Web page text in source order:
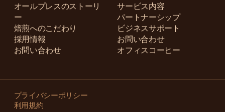
オールプレスのストーリ
ー
焙煎へのこだわり
採用情報
お問い合わせ
サービス内容
パートナーシップ
ビジネスサポート
お問い合わせ
オフィスコーヒー
プライバシーポリシー
利用規約
Australia
Japan (en)
Japan (日本語)
Singapore
Changing
your